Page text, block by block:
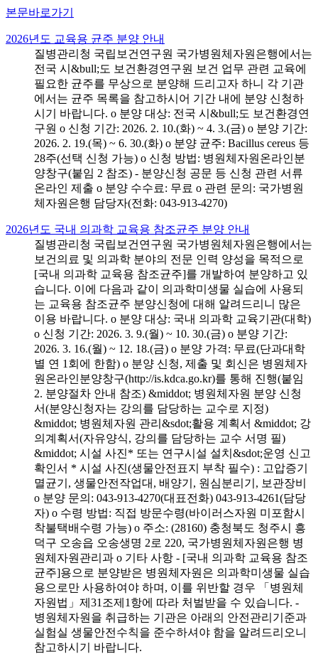
본문바로가기
2026년도 교육용 균주 분양 안내
질병관리청 국립보건연구원 국가병원체자원은행에서는
전국 시&bull;도 보건환경연구원 보건 업무 관련 교육에
필요한 균주를 무상으로 분양해 드리고자 하니 각 기관
에서는 균주 목록을 참고하시어 기간 내에 분양 신청하
시기 바랍니다. o 분양 대상: 전국 시&bull;도 보건환경연
구원 o 신청 기간: 2026. 2. 10.(화) ~ 4. 3.(금) o 분양 기간:
2026. 2. 19.(목) ~ 6. 30.(화) o 분양 균주: Bacillus cereus 등
28주(선택 신청 가능) o 신청 방법: 병원체자원온라인분
양창구(붙임 2 참조) - 분양신청 공문 등 신청 관련 서류
온라인 제출 o 분양 수수료: 무료 o 관련 문의: 국가병원
체자원은행 담당자(전화: 043-913-4270)
2026년도 국내 의과학 교육용 참조균주 분양 안내
질병관리청 국립보건연구원 국가병원체자원은행에서는
보건의료 및 의과학 분야의 전문 인력 양성을 목적으로
[국내 의과학 교육용 참조균주]를 개발하여 분양하고 있
습니다. 이에 다음과 같이 의과학미생물 실습에 사용되
는 교육용 참조균주 분양신청에 대해 알려드리니 많은
이용 바랍니다. o 분양 대상: 국내 의과학 교육기관(대학)
o 신청 기간: 2026. 3. 9.(월) ~ 10. 30.(금) o 분양 기간:
2026. 3. 16.(월) ~ 12. 18.(금) o 분양 가격: 무료(단과대학
별 연 1회에 한함) o 분양 신청, 제출 및 회신은 병원체자
원온라인분양창구(http://is.kdca.go.kr)를 통해 진행(붙임
2. 분양절차 안내 참조) &middot; 병원체자원 분양 신청
서(분양신청자는 강의를 담당하는 교수로 지정)
&middot; 병원체자원 관리&sdot;활용 계획서 &middot; 강
의계획서(자유양식, 강의를 담당하는 교수 서명 필)
&middot; 시설 사진* 또는 연구시설 설치&sdot;운영 신고
확인서 * 시설 사진(생물안전표지 부착 필수) : 고압증기
멸균기, 생물안전작업대, 배양기, 원심분리기, 보관장비
o 분양 문의: 043-913-4270(대표전화) 043-913-4261(담당
자) o 수령 방법: 직접 방문수령(바이러스자원 미포함시
착불택배수령 가능) o 주소: (28160) 충청북도 청주시 흥
덕구 오송읍 오송생명 2로 220, 국가병원체자원은행 병
원체자원관리과 o 기타 사항 - [국내 의과학 교육용 참조
균주]용으로 분양받은 병원체자원은 의과학미생물 실습
용으로만 사용하여야 하며, 이를 위반할 경우 「병원체
자원법」제31조제1항에 따라 처벌받을 수 있습니다. -
병원체자원을 취급하는 기관은 아래의 안전관리기준과
실험실 생물안전수칙을 준수하셔야 함을 알려드리오니
참고하시기 바랍니다.